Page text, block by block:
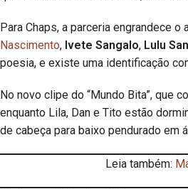
Para Chaps, a parceria engrandece
Nascimento, Ivete Sangalo, Lulu
poesia, e existe uma identificação
No novo clipe do “Mundo Bita”, que
enquanto Lila, Dan e Tito estão
de cabeça para baixo pendurado em
Leia também: